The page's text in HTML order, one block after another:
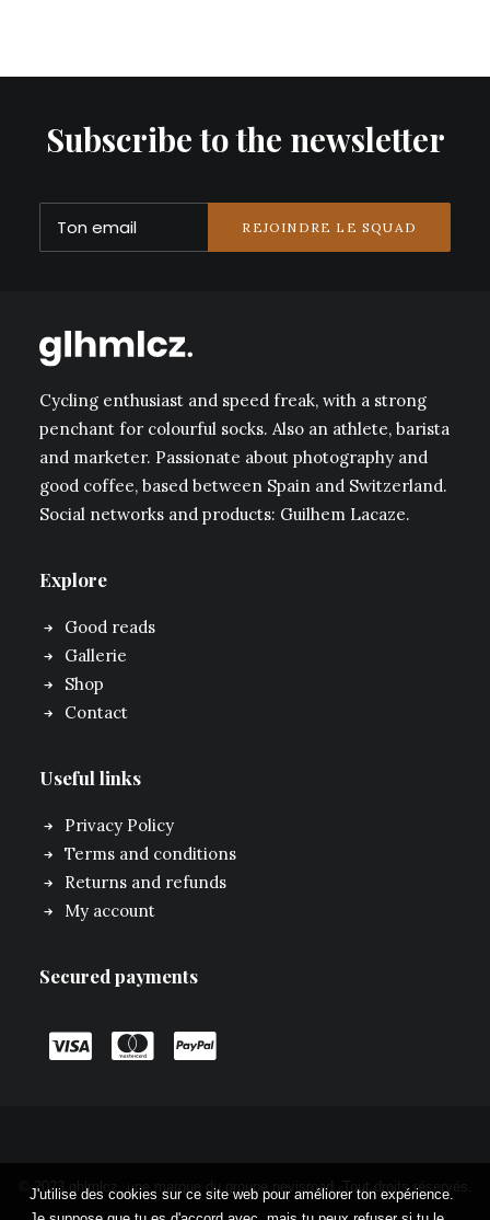
Subscribe to the newsletter
Cycling enthusiast and speed freak, with a strong
penchant for colourful socks. Also an athlete, barista
and marketer. Passionate about photography and
good coffee, based between Spain and Switzerland.
Social networks and products: Guilhem Lacaze.
Explore
Good reads
Gallerie
Shop
Contact
Useful links
Privacy Policy
Terms and conditions
Returns and refunds
My account
Secured payments
© 2023 ghlmlcz. une marque du groupe nevisroad. Tout droits réservés.
J'utilise des cookies sur ce site web pour améliorer ton expérience.